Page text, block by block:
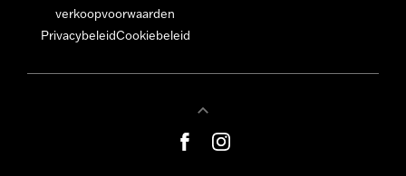
verkoopvoorwaarden
PrivacybeleidCookiebeleid